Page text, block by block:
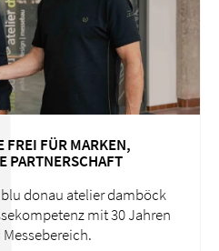
FREI FÜR MARKEN,
PARTNERSCHAFT
donau atelier damböck
mit 30 Jahren